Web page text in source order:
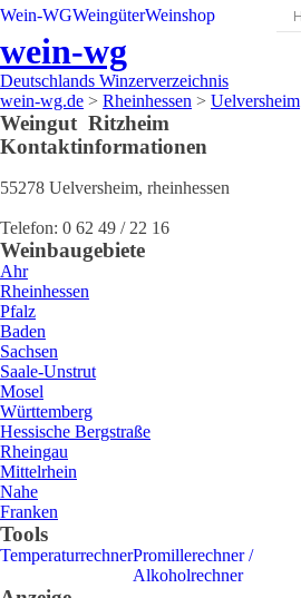
Wein-WGWeingüterWeinshop
wein-wg
Deutschlands Winzerverzeichnis
wein-wg.de > Rheinhessen > Uelversheim
Weingut Ritzheim
Kontaktinformationen
55278 Uelversheim, rheinhessen
Telefon: 0 62 49 / 22 16
Weinbaugebiete
Ahr
Rheinhessen
Pfalz
Baden
Sachsen
Saale-Unstrut
Mosel
Württemberg
Hessische Bergstraße
Rheingau
Mittelrhein
Nahe
Franken
Tools
TemperaturrechnerPromillerechner /
Alkoholrechner